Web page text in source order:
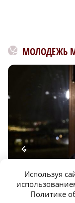
МОЛОДЕЖЬ
Председатель
вдохновлять
Используя
Политике